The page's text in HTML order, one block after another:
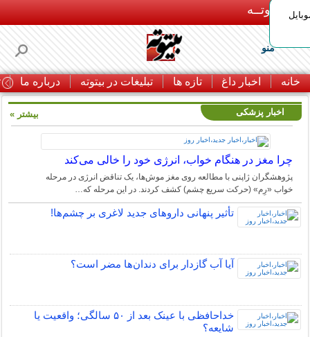
بـیتوتــه
منو
خانه اخبار داغ تازه ها تبلیغات در بیتوته درباره ما
اخبار پزشکی
چرا مغز در هنگام خواب، انرژی خود را خالی می‌کند
پژوهشگران ژاپنی با مطالعه روی مغز موش‌ها، یک تناقض انرژی در مرحله
خواب «رِم» (حرکت سریع چشم) کشف کردند. در این مرحله که…
تأثیر پنهانی داروهای جدید لاغری بر چشم‌ها!
آیا آب گازدار برای دندان‌ها مضر است؟
خداحافظی با عینک بعد از ۵۰ سالگی؛ واقعیت یا
شایعه؟
بیشتر »